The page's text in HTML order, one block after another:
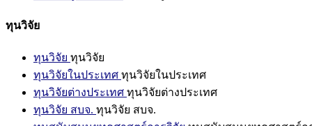
ทุนวิจัย
ทุนวิจัย ทุนวิจัย
ทุนวิจัยในประเทศ ทุนวิจัยในประเทศ
ทุนวิจัยต่างประเทศ ทุนวิจัยต่างประเทศ
ทุนวิจัย สบจ. ทุนวิจัย สบจ.